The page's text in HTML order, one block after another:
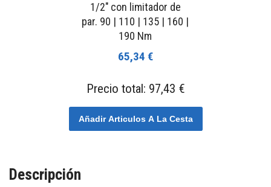
1/2" con limitador de
par. 90 | 110 | 135 | 160 |
190 Nm
65,34 €
Precio total: 97,43 €
Añadir Articulos A La Cesta
Descripción